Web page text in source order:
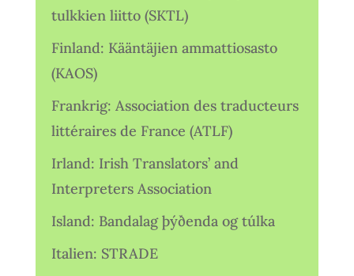
tulkkien liitto (SKTL)
Finland: Kääntäjien ammattiosasto
(KAOS)
Frankrig: Association des traducteurs
littéraires de France (ATLF)
Irland: Irish Translators’ and
Interpreters Association
Island: Bandalag þýðenda og túlka
Italien: STRADE